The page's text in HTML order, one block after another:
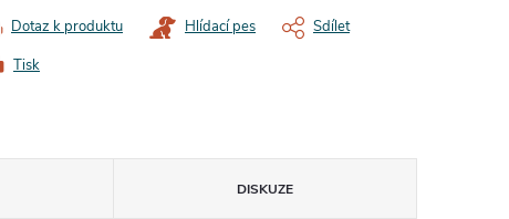
Tisk
Dotaz k produktu Hlídací pes Sdílet
DISKUZE